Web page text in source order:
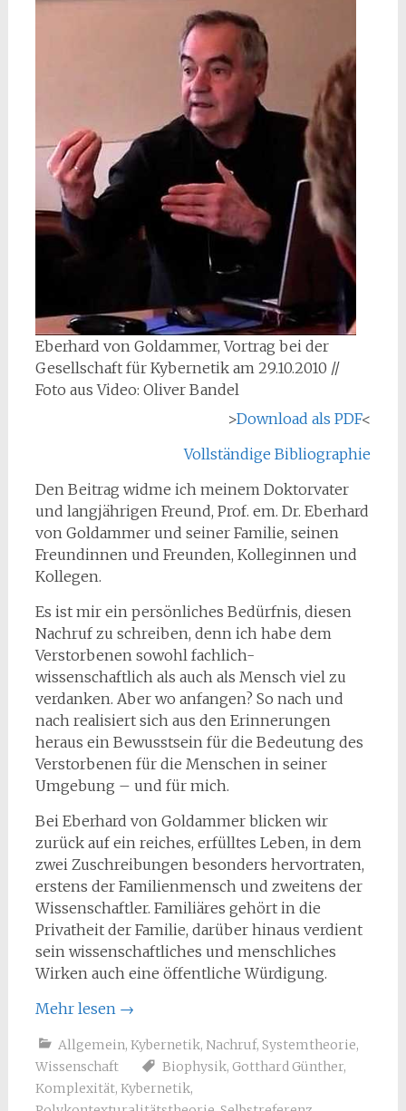
Eberhard von Goldammer, Vortrag bei der
Gesellschaft für Kybernetik am 29.10.2010 //
Foto aus Video: Oliver Bandel
>Download als PDF<
Vollständige Bibliographie
Den Beitrag widme ich meinem Doktorvater
und langjährigen Freund, Prof. em. Dr. Eberhard
von Goldammer und seiner Familie, seinen
Freundinnen und Freunden, Kolleginnen und
Kollegen.
Es ist mir ein persönliches Bedürfnis, diesen
Nachruf zu schreiben, denn ich habe dem
Verstorbenen sowohl fachlich-
wissenschaftlich als auch als Mensch viel zu
verdanken. Aber wo anfangen? So nach und
nach realisiert sich aus den Erinnerungen
heraus ein Bewusstsein für die Bedeutung des
Verstorbenen für die Menschen in seiner
Umgebung – und für mich.
Bei Eberhard von Goldammer blicken wir
zurück auf ein reiches, erfülltes Leben, in dem
zwei Zuschreibungen besonders hervortraten,
erstens der Familienmensch und zweitens der
Wissenschaftler. Familiäres gehört in die
Privatheit der Familie, darüber hinaus verdient
sein wissenschaftliches und menschliches
Wirken auch eine öffentliche Würdigung.
Mehr lesen →
Allgemein, Kybernetik, Nachruf, Systemtheorie,
Wissenschaft
Biophysik, Gotthard Günther,
Komplexität, Kybernetik,